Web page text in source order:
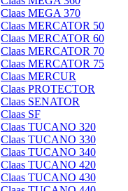
Claas MEGA 370
Claas MERCATOR 50
Claas MERCATOR 60
Claas MERCATOR 70
Claas MERCATOR 75
Claas MERCUR
Claas PROTECTOR
Claas SENATOR
Claas SF
Claas TUCANO 320
Claas TUCANO 330
Claas TUCANO 340
Claas TUCANO 420
Claas TUCANO 430